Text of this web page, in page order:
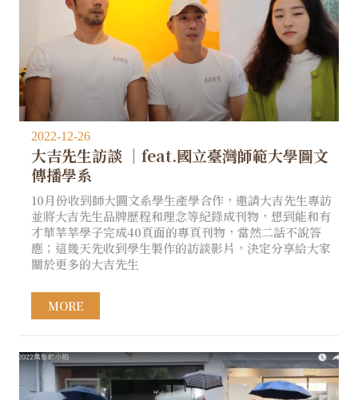
2022-12-26
大吉先生訪談 ｜feat.國立臺灣師範大學圖文
傳播學系​
10月份收到師大圖文系學生產學合作，邀請大吉先生專訪
並將大吉先生品牌歷程和理念等紀錄成刊物，想到能和有
才華莘莘學子完成40頁面的專頁刊物，當然二話不說答
應；這幾天先收到學生製作的訪談影片，決定分享給大家
關於更多的大吉先生
MORE